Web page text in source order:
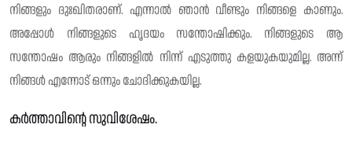
നിങ്ങളും ദുഃഖിതരാണ്. എന്നാൽ ഞാൻ വീണ്ടും നിങ്ങളെ കാണും.
അപ്പോൾ നിങ്ങളുടെ ഹൃദയം സന്തോഷിക്കും. നിങ്ങളുടെ ആ
സന്തോഷം ആരും നിങ്ങളിൽ നിന്ന് എടുത്തു കളയുകയുമില്ല. അന്ന്
നിങ്ങൾ എന്നോട് ഒന്നും ചോദിക്കുകയില്ല.
കർത്താവിന്റെ സുവിശേഷം.